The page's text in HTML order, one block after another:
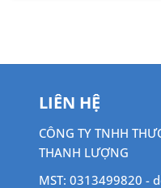
LIÊN HỆ
CÔNG TY TNHH
THANH LƯỢNG
MST: 0313499820 -